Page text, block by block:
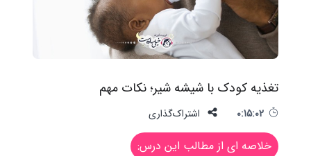
تغذیه کودک با شیشه شیر؛ نکات مهم
0:15:02 اشتراک‌گذاری
خلاصه ای از مطالب این درس: